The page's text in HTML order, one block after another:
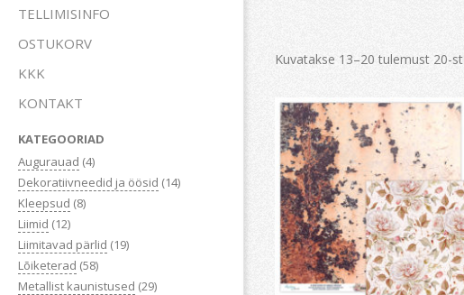
Menu
TELLIMISINFO
OSTUKORV
KKK
KONTAKT
KATEGOORIAD
Augurauad (4)
Dekoratiivneedid ja öösid (14)
Kleepsud (8)
Liimid (12)
Liimitavad pärlid (19)
Lõiketerad (58)
Metallist kaunistused (29)
Kuvatakse 13–20 tulemust 20-st